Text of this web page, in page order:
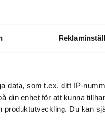
data, som t.ex. ditt IP-
din enhet för att kunna
Du kan
samlade ihop en
fick alla
är helt galet! 3D-
som vill bo i huset
projektet.